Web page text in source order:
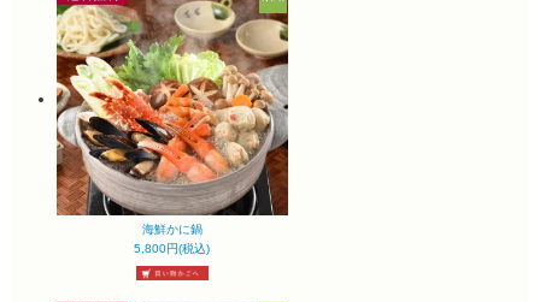
海鮮かに鍋
5,800円(税込)